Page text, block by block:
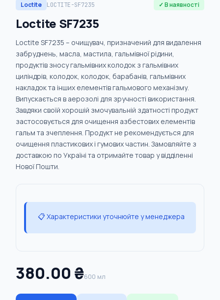
Loctite LOCTITE-SF7235 ✓ В наявності
Loctite SF7235
Loctite SF7235 – очищувач, призначений для видалення
забруднень, масла, мастила, гальмівної рідини,
продуктів зносу гальмівних колодок з гальмівних
циліндрів, колодок, колодок, барабанів, гальмівних
накладок та інших елементів гальмового механізму.
Випускається в аерозолі для зручності використання.
Завдяки своїй хорошій змочувальній здатності продукт
застосовується для очищення азбестових елементів
гальм та зчеплення. Продукт не рекомендується для
очищення пластикових і гумових частин. Замовляйте з
доставкою по Україні та отримайте товар у відділенні
Нової Пошти.
📋 Характеристики уточнюйте у менеджера
380.00 ₴600 мл